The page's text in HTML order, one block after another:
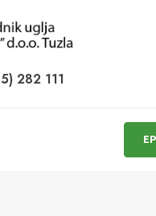
282 111